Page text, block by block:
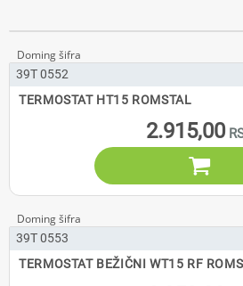
39T 0552
TERMOSTAT HT15 ROMSTAL
2.915,00

39T 0553
TERMOSTAT BEŽIČNI WT15 RF